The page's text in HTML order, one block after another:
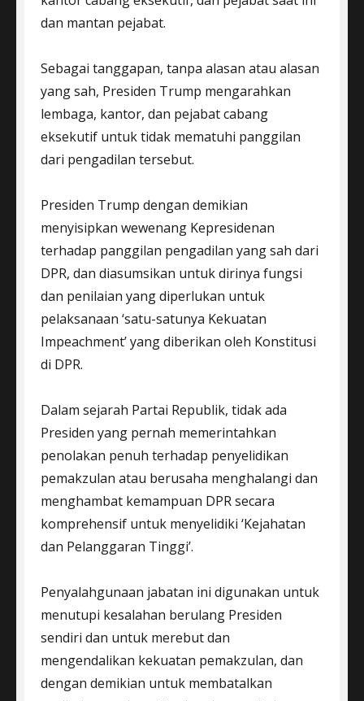
dan mantan pejabat.
Sebagai tanggapan, tanpa alasan atau alasan
yang sah, Presiden Trump mengarahkan
lembaga, kantor, dan pejabat cabang
eksekutif untuk tidak mematuhi panggilan
dari pengadilan tersebut.
Presiden Trump dengan demikian
menyisipkan wewenang Kepresidenan
terhadap panggilan pengadilan yang sah dari
DPR, dan diasumsikan untuk dirinya fungsi
dan penilaian yang diperlukan untuk
pelaksanaan ‘satu-satunya Kekuatan
Impeachment’ yang diberikan oleh Konstitusi
di DPR.
Dalam sejarah Partai Republik, tidak ada
Presiden yang pernah memerintahkan
penolakan penuh terhadap penyelidikan
pemakzulan atau berusaha menghalangi dan
menghambat kemampuan DPR secara
komprehensif untuk menyelidiki ‘Kejahatan
dan Pelanggaran Tinggi’.
Penyalahgunaan jabatan ini digunakan untuk
menutupi kesalahan berulang Presiden
sendiri dan untuk merebut dan
mengendalikan kekuatan pemakzulan, dan
dengan demikian untuk membatalkan